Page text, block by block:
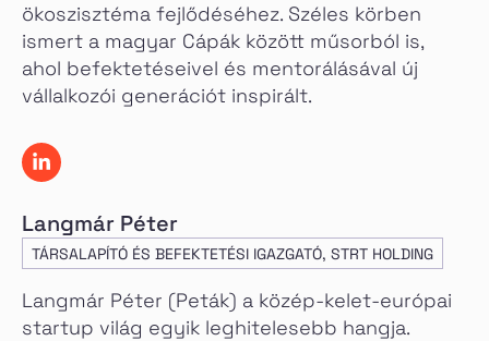
ökoszisztéma fejlődéséhez. Széles körben
ismert a magyar Cápák között műsorból is,
ahol befektetéseivel és mentorálásával új
vállalkozói generációt inspirált.
Langmár Péter
TÁRSALAPÍTÓ ÉS BEFEKTETÉSI IGAZGATÓ, STRT HOLDING
Langmár Péter (Peták) a közép-kelet-európai
startup világ egyik leghitelesebb hangja.